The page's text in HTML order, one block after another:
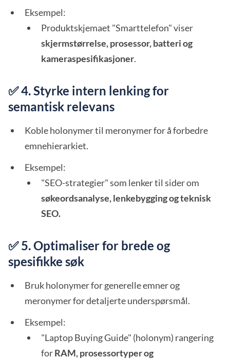
Eksempel:
Produktskjemaet "Smarttelefon" viser
skjermstørrelse, prosessor, batteri og
kameraspesifikasjoner.
✅ 4. Styrke intern lenking for
semantisk relevans
Koble holonymer til meronymer for å forbedre
emnehierarkiet.
Eksempel:
"SEO-strategier" som lenker til sider om
søkeordsanalyse, lenkebygging og teknisk
SEO.
✅ 5. Optimaliser for brede og
spesifikke søk
Bruk holonymer for generelle emner og
meronymer for detaljerte underspørsmål.
Eksempel:
"Laptop Buying Guide" (holonym) rangering
forRAM, prosessortyper og